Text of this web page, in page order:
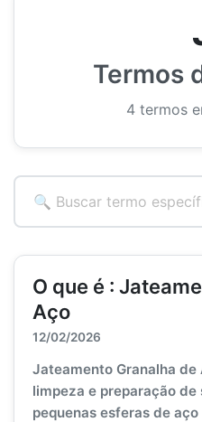
Termos
4 termos
O que é :
Aço
12/02/2026
Jateamento Granalha de
limpeza e preparação
pequenas esferas de